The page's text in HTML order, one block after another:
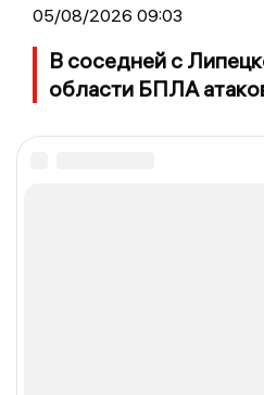
05/08/2026 09:03
В соседней с
области БПЛА